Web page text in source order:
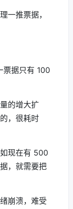
一推票据，
票据只有 100
的增大扩
，很耗时
现在有 500
，就需要把
崩溃，难受